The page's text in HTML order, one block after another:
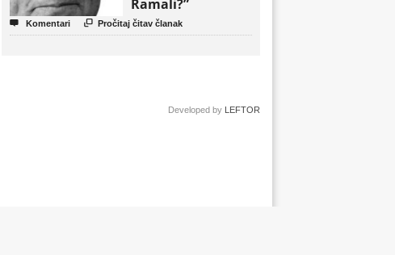
Ramali?”
 Komentari  Pročitaj čitav članak
Developed by LEFTOR